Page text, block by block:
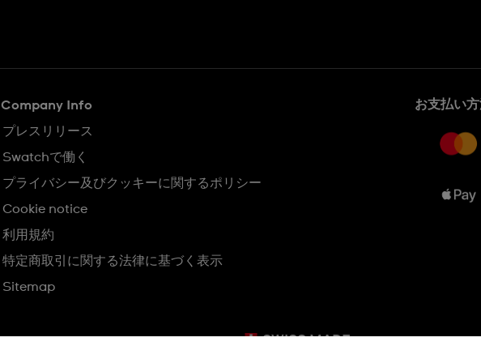
Company Info
プレスリリース
Swatchで働く
プライバシー及びクッキーに関するポリシー
Cookie notice
利用規約
特定商取引に関する法律に基づく表示
Sitemap
お支払い
SWISS MADE